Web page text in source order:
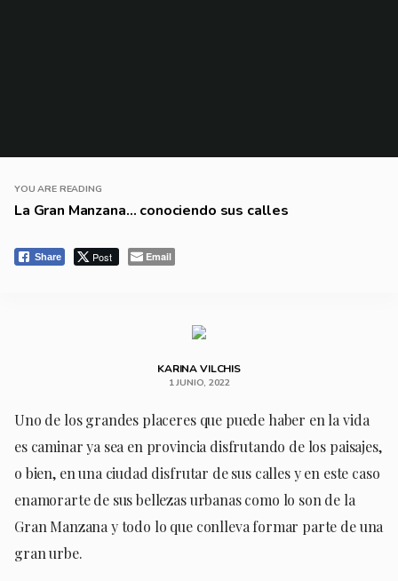
YOU ARE READING
La Gran Manzana… conociendo sus calles
Share Post Email
KARINA VILCHIS
1 JUNIO, 2022
Uno de los grandes placeres que puede haber en la vida
es caminar ya sea en provincia disfrutando de los paisajes,
o bien, en una ciudad disfrutar de sus calles y en este caso
enamorarte de sus bellezas urbanas como lo son de la
Gran Manzana y todo lo que conlleva formar parte de una
gran urbe.